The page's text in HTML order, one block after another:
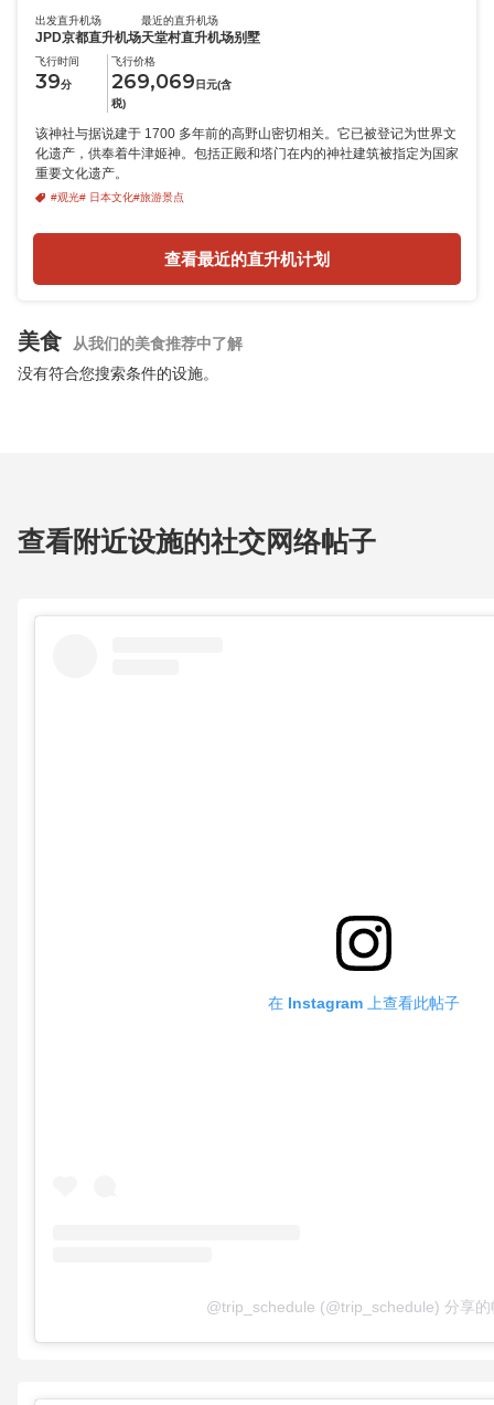
出发直升机场
JPD京都直升机场
最近的直升机场
天堂村直升机场别墅
飞行时间
39分
飞行价格
269,069 日元(含
税)
该神社与据说建于 1700 多年前的高野山密切相关。它已被登记为世界文
化遗产，供奉着牛津姬神。包括正殿和塔门在内的神社建筑被指定为国家
重要文化遗产。
#观光# 日本文化#旅游景点
查看最近的直升机计划
美食
从我们的美食推荐中了解
没有符合您搜索条件的设施。
查看附近设施的社交网络帖子
在 Instagram 上查看此帖子
@trip_schedule (@trip_schedule) 分享的